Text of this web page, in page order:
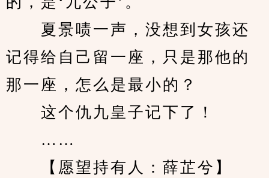
夏景啧一声，没想到女孩还
记得给自己留一座，只是那他的
那一座，怎么是最小的？
这个仇九皇子记下了！
……
【愿望持有人：薛芷兮】